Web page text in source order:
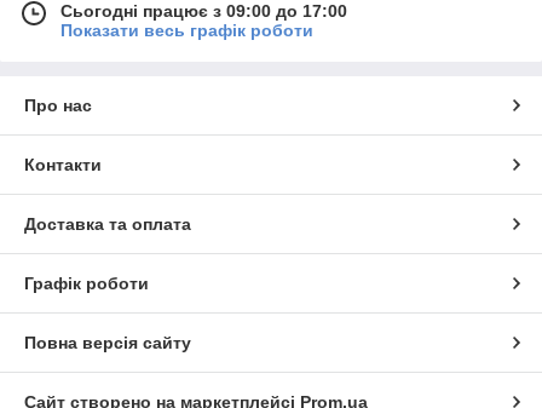
Сьогодні працює з 09:00 до 17:00
Показати весь графік роботи
Про нас
Контакти
Доставка та оплата
Графік роботи
Повна версія сайту
Сайт створено на маркетплейсі Prom.ua